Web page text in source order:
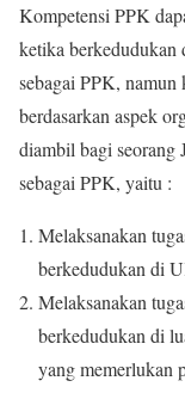
Kompetensi PPK
ketika berkedudukan
sebagai PPK, namun
berdasarkan aspek
diambil bagi seorang
sebagai PPK, yaitu :
Melaksanakan
berkedudukan di
Melaksanakan
berkedudukan di
yang memerlukan